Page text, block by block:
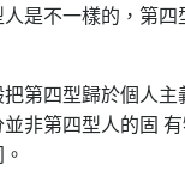
是不一樣的，第
第四型歸於個人
非第四型人的固